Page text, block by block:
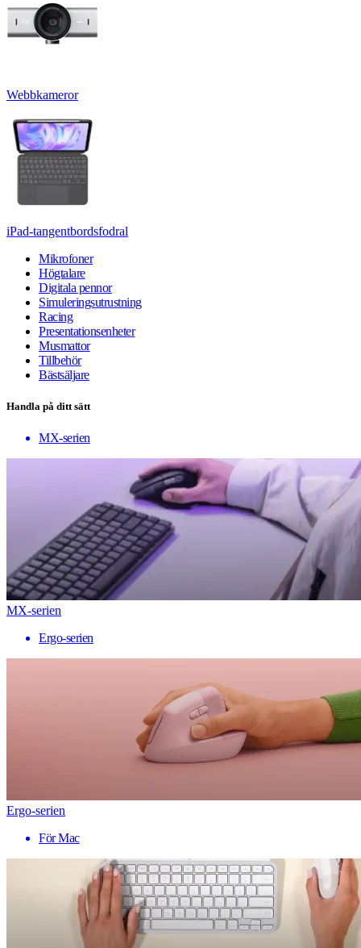
Webbkameror
iPad-tangentbordsfodral
Mikrofoner
Högtalare
Digitala pennor
Simuleringsutrustning
Racing
Presentationsenheter
Musmattor
Tillbehör
Bästsäljare
Handla på ditt sätt
MX-serien
MX-serien
Ergo-serien
Ergo-serien
För Mac